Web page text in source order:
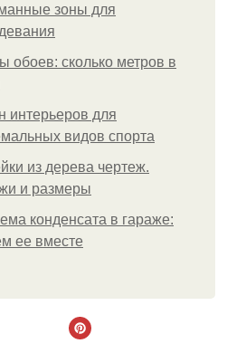
зоны для
обоев: сколько метров в
интерьеров для
видов спорта
из дерева чертеж.
и размеры
конденсата в гараже:
ее вместе